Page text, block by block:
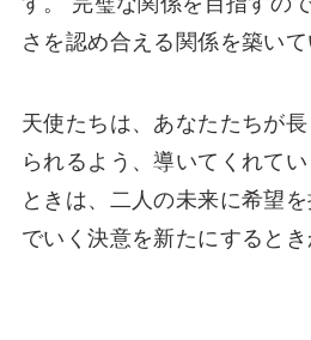
さを認め合える関係を築いて
天使たちは、あなたたちが
られるよう、導いてくれて
ときは、二人の未来に希望
でいく決意を新たにするとき